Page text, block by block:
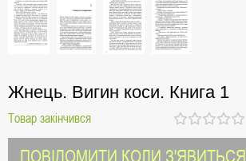
Жнець. Вигин коси. Книга 1
Товар закінчився